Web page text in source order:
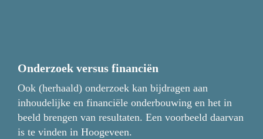
Onderzoek versus financiën
Ook (herhaald) onderzoek kan bijdragen aan
inhoudelijke en financiële onderbouwing en het in
beeld brengen van resultaten. Een voorbeeld daarvan
is te vinden in Hoogeveen.